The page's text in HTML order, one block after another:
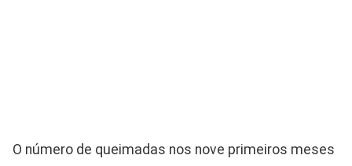
O número de queimadas nos nove primeiros meses